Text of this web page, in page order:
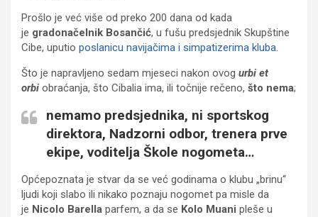
Prošlo je već više od preko 200 dana od kada
je gradonačelnik Bosančić, u fušu predsjednik Skupštine
Cibe, uputio poslanicu navijačima i simpatizerima kluba.
Što je napravljeno sedam mjeseci nakon ovog urbi et
orbi obraćanja, što Cibalia ima, ili točnije rečeno, što nema;
nemamo predsjednika, ni sportskog
direktora, Nadzorni odbor, trenera prve
ekipe, voditelja Škole nogometa…
Općepoznata je stvar da se već godinama o klubu „brinu“
ljudi koji slabo ili nikako poznaju nogomet pa misle da
je Nicolo Barella parfem, a da se Kolo Muani pleše u